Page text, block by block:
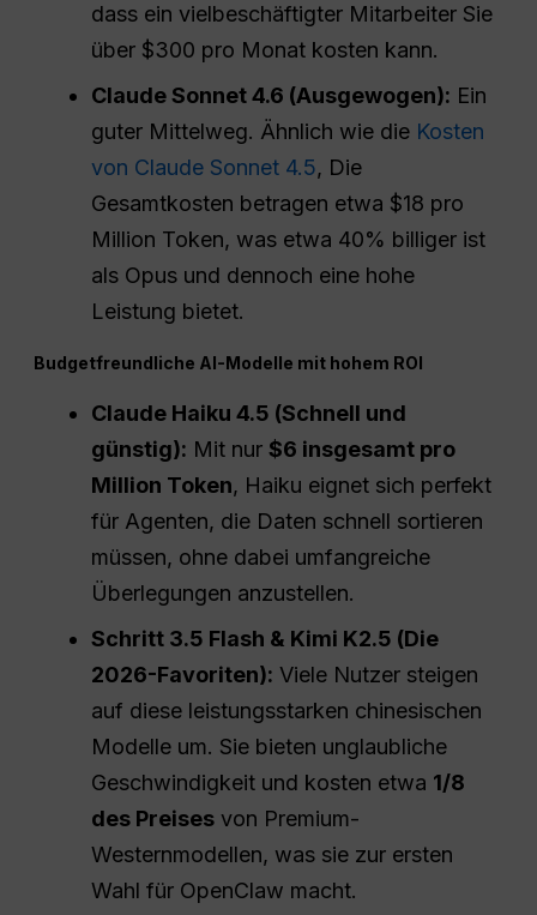
dass ein vielbeschäftigter Mitarbeiter Sie
über $300 pro Monat kosten kann.
Claude Sonnet 4.6 (Ausgewogen): Ein
guter Mittelweg. Ähnlich wie die Kosten
von Claude Sonnet 4.5, Die
Gesamtkosten betragen etwa $18 pro
Million Token, was etwa 40% billiger ist
als Opus und dennoch eine hohe
Leistung bietet.
Budgetfreundliche AI-Modelle mit hohem ROI
Claude Haiku 4.5 (Schnell und
günstig): Mit nur$6 insgesamt pro
Million Token, Haiku eignet sich perfekt
für Agenten, die Daten schnell sortieren
müssen, ohne dabei umfangreiche
Überlegungen anzustellen.
Schritt 3.5 Flash & Kimi K2.5 (Die
2026-Favoriten): Viele Nutzer steigen
auf diese leistungsstarken chinesischen
Modelle um. Sie bieten unglaubliche
Geschwindigkeit und kosten etwa 1/8
des Preises von Premium-
Westernmodellen, was sie zur ersten
Wahl für OpenClaw macht.